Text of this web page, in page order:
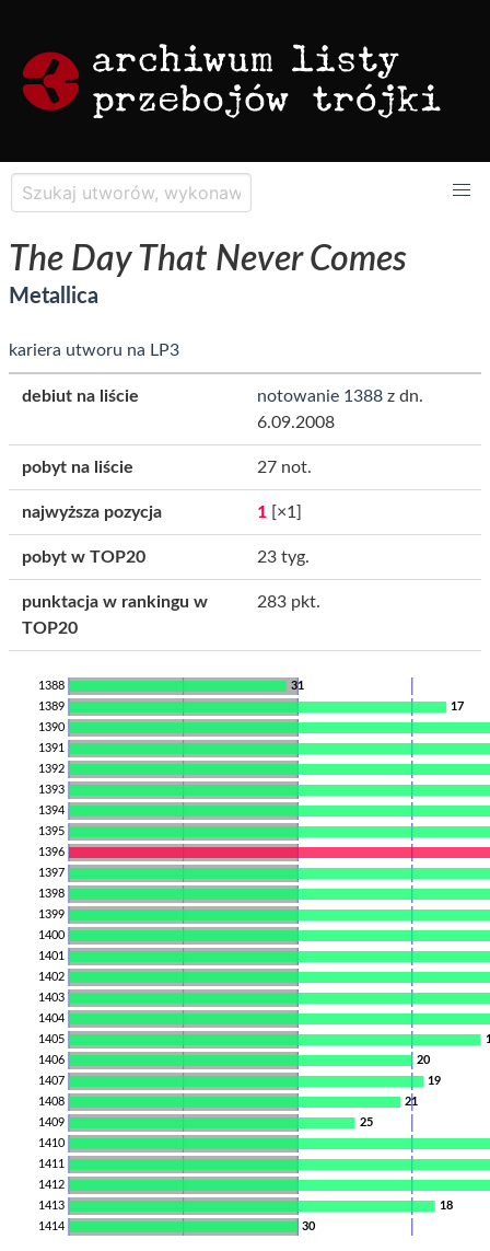
The Day That Never Comes
Metallica
kariera utworu na LP3
debiut na liście notowanie 1388 z dn.
6.09.2008
pobyt na liście 27 not.
najwyższa pozycja 1 [×1]
pobyt w TOP20 23 tyg.
punktacja w rankingu w
TOP20
283 pkt.
31
1388
17
1389
1390
1391
1392
1393
1394
1395
1396
1397
1398
1399
1400
1401
1402
1403
1404
1405
20
1406
19
1407
21
1408
25
1409
1410
1411
1412
18
1413
30
1414